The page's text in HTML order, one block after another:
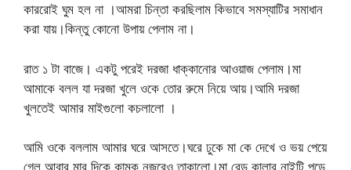
কাররোই ঘুম হল না ।আমরা চিন্তা করছিলাম কিভাবে সমস্যাটির সমাধান
করা যায়।কিন্তু কোনো উপায় পেলাম না।
রাত ১ টা বাজে। একটু পরেই দরজা ধাক্কানোর আওয়াজ পেলাম।মা
আমাকে বলল যা দরজা খুলে ওকে তোর রুমে নিয়ে আয়।আমি দরজা
খুলতেই আমার মাইগুলো কচলালো ।
আমি ওকে বললাম আমার ঘরে আসতে।ঘরে ঢুকে মা কে দেখে ও ভয় পেয়ে